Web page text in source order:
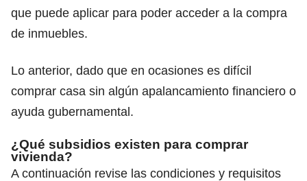
que puede aplicar para poder acceder a la compra
de inmuebles.
Lo anterior, dado que en ocasiones es difícil
comprar casa sin algún apalancamiento financiero o
ayuda gubernamental.
¿Qué subsidios existen para comprar
vivienda?
A continuación revise las condiciones y requisitos